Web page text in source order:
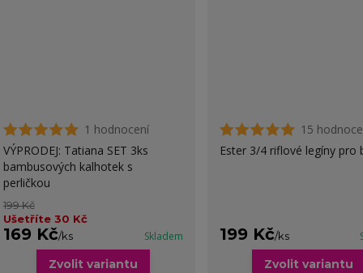
1 hodnocení
VÝPRODEJ: Tatiana SET 3ks
bambusových kalhotek s
perličkou
199 Kč
Ušetříte 30 Kč
169 Kč/ks Skladem
Zvolit variantu
15
Ester 3/4 riflové legíny pro
199 Kč/ks
Zvolit variantu